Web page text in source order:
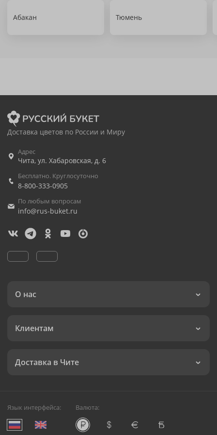
Абакан Тюмень
Доставка цветов по России и Миру
Адрес
Чита, ул. Хабаровская, д. 6
Бесплатно. Круглосуточно
8-800-333-0905
По любым вопросам
info@rus-buket.ru
О нас
Клиентам
Доставка в Чите
Язык интерфейса: Валюта: